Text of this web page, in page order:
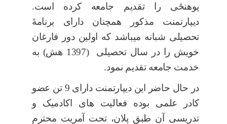
پوهنځی را تقدیم جامعه کرده است.
دیپارتمنت مذکور همچنان دارای برنامۀ
تحصیلی شبانه میباشد که اولین دور فارغان
خویش را در سال تحصیلی (1397 هش) به
خدمت جامعه تقدیم نمود.
در حال حاضر این دیپارتمنت دارای 9 تن عضو
کادر علمی بوده فعالیت های اکادمیک و
تدریسی آن طبق پلان، تحت آمریت محترم